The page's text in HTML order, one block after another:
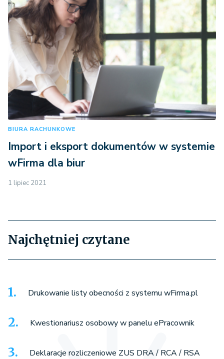
BIURA RACHUNKOWE
Import i eksport dokumentów w systemie
wFirma dla biur
1 lipiec 2021
Najchętniej czytane
Drukowanie listy obecności z systemu wFirma.pl
Kwestionariusz osobowy w panelu ePracownik
Deklaracje rozliczeniowe ZUS DRA / RCA / RSA